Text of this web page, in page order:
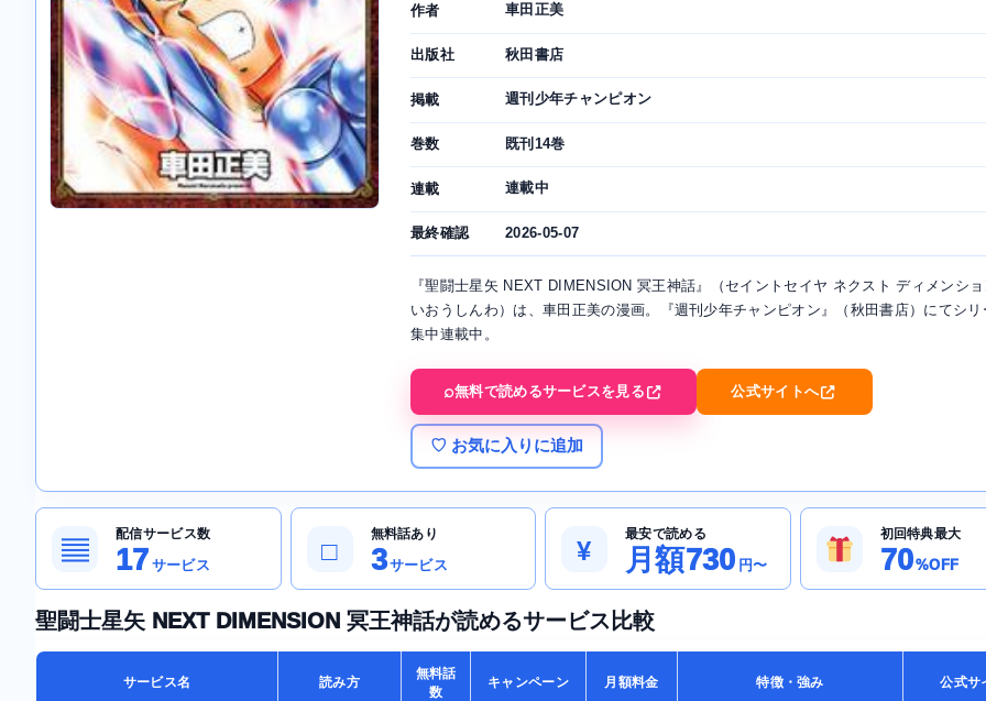
作者 車田正美
出版社 秋田書店
掲載 週刊少年チャンピオン
巻数 既刊14巻
連載 連載中
最終確認 2026-05-07
『聖闘士星矢 NEXT DIMENSION 冥王神話』（セイントセイヤ ネクスト ディメンシ
いおうしんわ）は、車田正美の漫画。『週刊少年チャンピオン』（秋田書店）にてシリ
集中連載中。
無料で読めるサービスを見る 公式サイトへ
♡ お気に入りに追加
▤
配信サービス数
17 サービス □
無料話あり
3サービス ¥
最安で読める
月額730 円〜
初回特典最大
70%OFF
聖闘士星矢 NEXT DIMENSION 冥王神話が読めるサービス比較
サービス名 読み方
無料話
数
キャンペーン 月額料金 特徴・強み 公式サ